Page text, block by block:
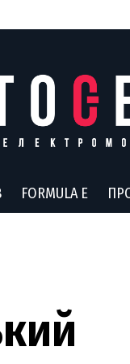
FORMULA E